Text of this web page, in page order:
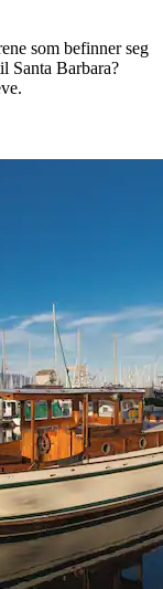
som befinner seg
Santa Barbara?